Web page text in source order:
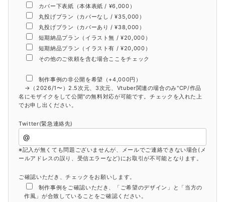
カバー下表紙（本体表紙 / ¥6,000）
丸投げプラン（カバーなし / ¥35,000）
丸投げプラン（カバーあり / ¥38,000）
短期納品プラン（イラスト無 / ¥20,000）
短期納品プラン（イラスト有 / ¥20,000）
その他のご依頼を含む場合ここをチェック
制作事例の非公開を希望（+4,000円）
→（2026/1〜）2.5次元、3次元、Vtuber関連の場合のみ"CP/作品
名にモザイクをして公開"の無料対応が可能です。チェックを入れた上
でお申し出ください。
Twitter(緊急連絡先)
※記入が無くても問題ございませんが、メールでご連絡できない場合(メ
ールアドレスの誤り、受信エラーなど)にお取引が不可能となります。
ご確認いただき、チェックをお願いします。
制作事例をご確認いただき、「ご希望のデザイン」と「当方の
作風」が合致していることをご確認ください。